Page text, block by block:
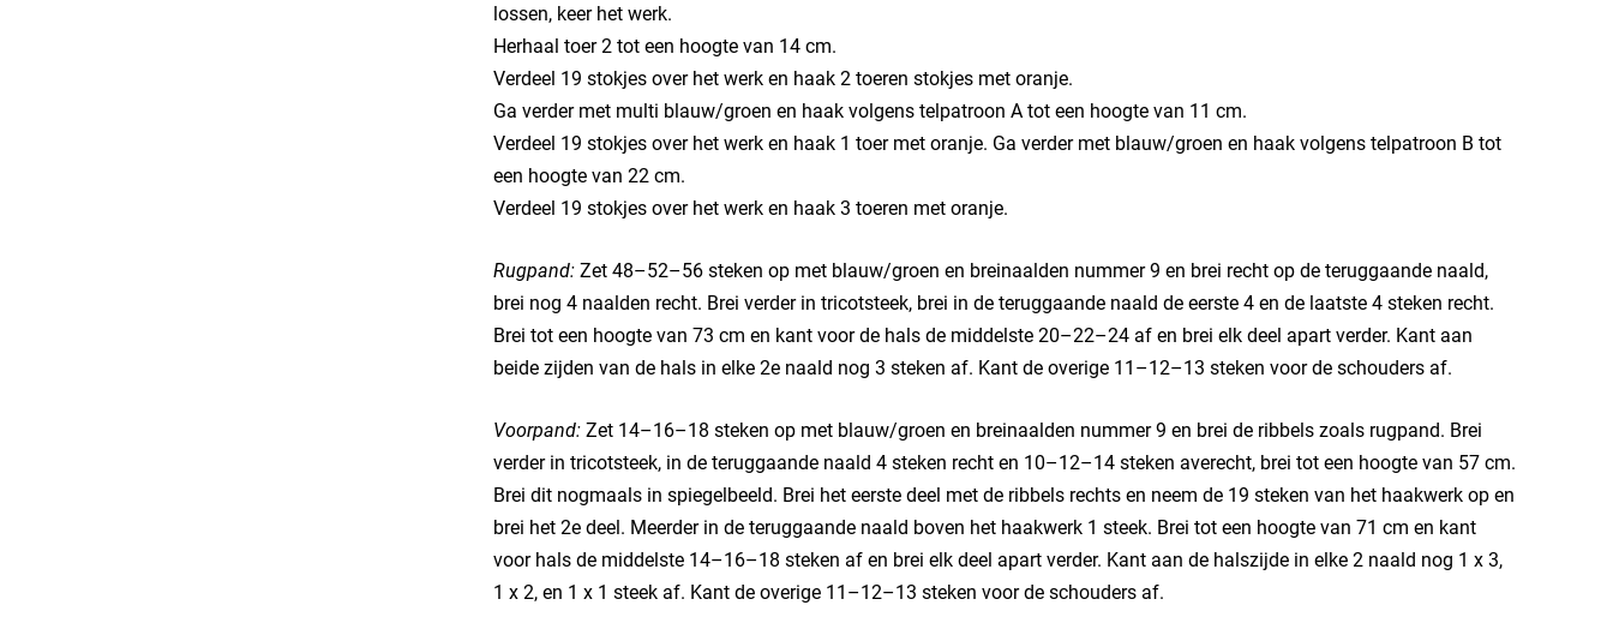
lossen, keer het werk.
Herhaal toer 2 tot een hoogte van 14 cm.
Verdeel 19 stokjes over het werk en haak 2 toeren stokjes met oranje.
Ga verder met multi blauw/groen en haak volgens telpatroon A tot een hoogte van 11 cm.
Verdeel 19 stokjes over het werk en haak 1 toer met oranje. Ga verder met blauw/groen en haak volgens telpatroon B tot
een hoogte van 22 cm.
Verdeel 19 stokjes over het werk en haak 3 toeren met oranje.
Rugpand:Zet 48–52–56 steken op met blauw/groen en breinaalden nummer 9 en brei recht op de teruggaande naald,
brei nog 4 naalden recht. Brei verder in tricotsteek, brei in de teruggaande naald de eerste 4 en de laatste 4 steken recht.
Brei tot een hoogte van 73 cm en kant voor de hals de middelste 20–22–24 af en brei elk deel apart verder. Kant aan
beide zijden van de hals in elke 2e naald nog 3 steken af. Kant de overige 11–12–13 steken voor de schouders af.
Voorpand:Zet 14–16–18 steken op met blauw/groen en breinaalden nummer 9 en brei de ribbels zoals rugpand. Brei
verder in tricotsteek, in de teruggaande naald 4 steken recht en 10–12–14 steken averecht, brei tot een hoogte van 57 cm.
Brei dit nogmaals in spiegelbeeld. Brei het eerste deel met de ribbels rechts en neem de 19 steken van het haakwerk op en
brei het 2e deel. Meerder in de teruggaande naald boven het haakwerk 1 steek. Brei tot een hoogte van 71 cm en kant
voor hals de middelste 14–16–18 steken af en brei elk deel apart verder. Kant aan de halszijde in elke 2 naald nog 1 x 3,
1 x 2, en 1 x 1 steek af. Kant de overige 11–12–13 steken voor de schouders af.